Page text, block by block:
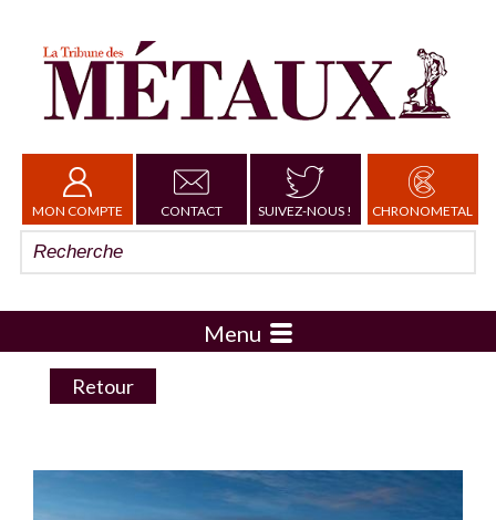
MON COMPTE CONTACT SUIVEZ-NOUS ! CHRONOMETAL
Menu
Retour